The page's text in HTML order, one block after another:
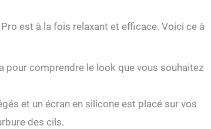
est à la fois relaxant et efficace. Voici ce à
pour comprendre le look que vous souhaitez
et un écran en silicone est placé sur vos
des cils.